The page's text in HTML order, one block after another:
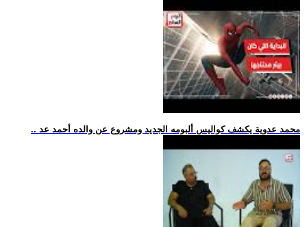
.. محمد عدوية يكشف كواليس ألبومه الجديد ومشروع عن والده أحمد عد